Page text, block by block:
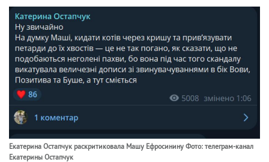
Екатерина Остапчук раскритиковала Машу Ефросинину Фото: телеграм-канал
Екатерины Остапчук